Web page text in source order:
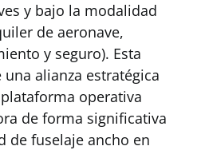
y bajo la modalidad
de aeronave,
y seguro). Esta
alianza estratégica
operativa
de forma significativa
de fuselaje ancho en